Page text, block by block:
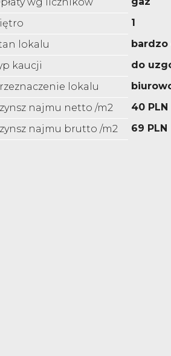
1
lokalu
kaucji
do
lokalu
najmu netto /m2
40 PLN
najmu brutto /m2
69 PLN